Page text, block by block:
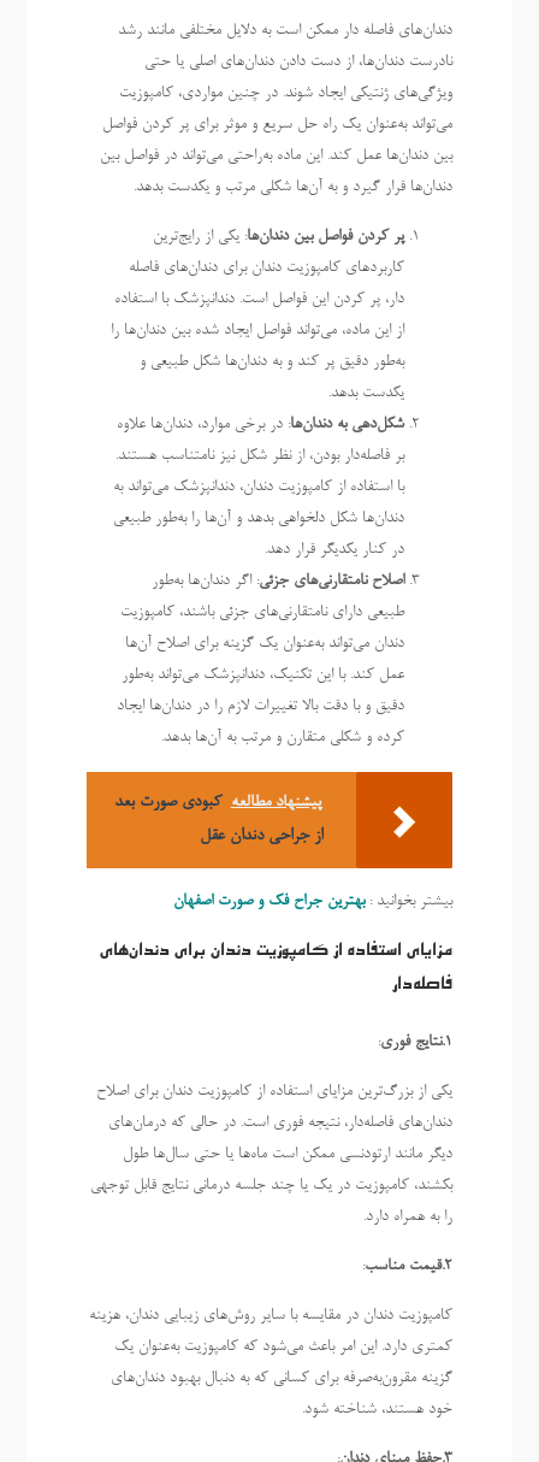
دندان‌های فاصله دار ممکن است به دلایل مختلفی مانند رشد
نادرست دندان‌ها، از دست دادن دندان‌های اصلی یا حتی
ویژگی‌های ژنتیکی ایجاد شوند. در چنین مواردی، کامپوزیت
می‌تواند به‌عنوان یک راه حل سریع و موثر برای پر کردن فواصل
بین دندان‌ها عمل کند. این ماده به‌راحتی می‌تواند در فواصل بین
دندان‌ها قرار گیرد و به آن‌ها شکلی مرتب و یکدست بدهد.
پر کردن فواصل بین دندان‌ها: یکی از رایج‌ترین
کاربردهای کامپوزیت دندان برای دندان‌های فاصله
دار، پر کردن این فواصل است. دندانپزشک با استفاده
از این ماده، می‌تواند فواصل ایجاد شده بین دندان‌ها را
به‌طور دقیق پر کند و به دندان‌ها شکل طبیعی و
یکدست بدهد.
شکل‌دهی به دندان‌ها: در برخی موارد، دندان‌ها علاوه
بر فاصله‌دار بودن، از نظر شکل نیز نامتناسب هستند.
با استفاده از کامپوزیت دندان، دندانپزشک می‌تواند به
دندان‌ها شکل دلخواهی بدهد و آن‌ها را به‌طور طبیعی
در کنار یکدیگر قرار دهد.
اصلاح نامتقارنی‌های جزئی: اگر دندان‌ها به‌طور
طبیعی دارای نامتقارنی‌های جزئی باشند، کامپوزیت
دندان می‌تواند به‌عنوان یک گزینه برای اصلاح آن‌ها
عمل کند. با این تکنیک، دندانپزشک می‌تواند به‌طور
دقیق و با دقت بالا تغییرات لازم را در دندان‌ها ایجاد
کرده و شکلی متقارن و مرتب به آن‌ها بدهد.
پیشنهاد مطالعه کبودی صورت بعد
از جراحی دندان عقل
بیشتر بخوانید :بهترین جراح فک و صورت اصفهان
مزایای استفاده از کامپوزیت دندان برای دندان‌های
فاصله‌دار
1.نتایج فوری :
یکی از بزرگ‌ترین مزایای استفاده از کامپوزیت دندان برای اصلاح
دندان‌های فاصله‌دار، نتیجه فوری است. در حالی که درمان‌های
دیگر مانند ارتودنسی ممکن است ماه‌ها یا حتی سال‌ها طول
بکشند، کامپوزیت در یک یا چند جلسه درمانی نتایج قابل توجهی
را به همراه دارد.
2.قیمت مناسب :
کامپوزیت دندان در مقایسه با سایر روش‌های زیبایی دندان، هزینه
کمتری دارد. این امر باعث می‌شود که کامپوزیت به‌عنوان یک
گزینه مقرون‌به‌صرفه برای کسانی که به دنبال بهبود دندان‌های
خود هستند، شناخته شود.